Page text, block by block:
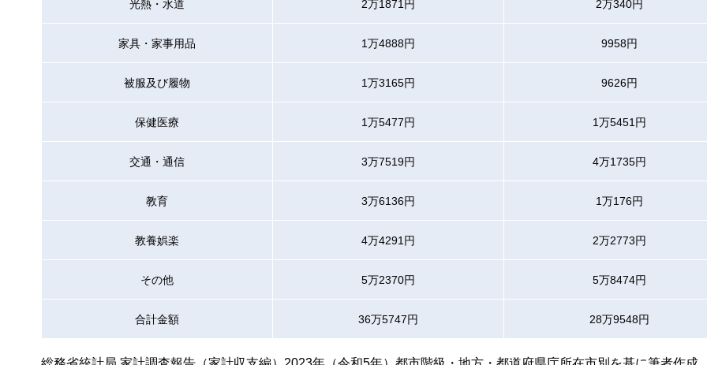
光熱・水道 2万1871円 2万340円
家具・家事用品 1万4888円 9958円
被服及び履物 1万3165円 9626円
保健医療 1万5477円 1万5451円
交通・通信 3万7519円 4万1735円
教育 3万6136円 1万176円
教養娯楽 4万4291円 2万2773円
その他 5万2370円 5万8474円
合計金額 36万5747円 28万9548円